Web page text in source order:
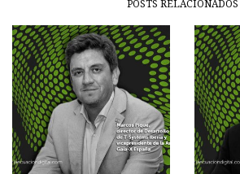
POSTS RELACIONADOS